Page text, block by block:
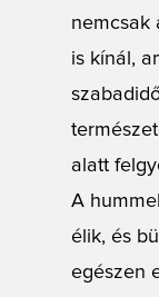
nemcsak
is kínál,
alatt
A
élik, és
egészen